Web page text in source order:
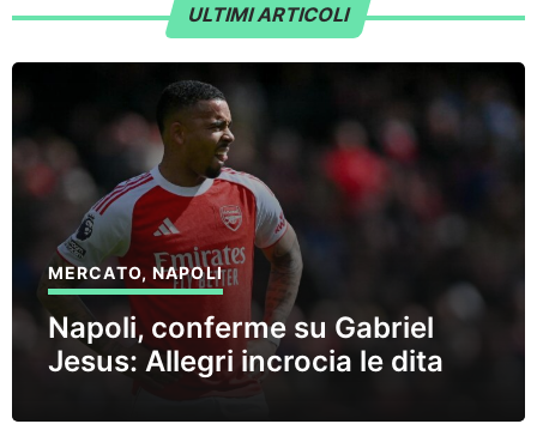
ULTIMI ARTICOLI
MERCATO,NAPOLI
Napoli, conferme su Gabriel
Jesus: Allegri incrocia le dita